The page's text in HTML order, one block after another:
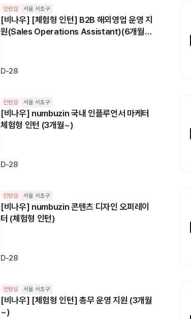
인턴십 서울 서초구
[비나우] [체험형 인턴] B2B 해외영업 운영 지
원(Sales Operations Assistant)(6개월
D-28
인턴십 서울 서초구
[비나우] numbuzin 국내 인플루언서 마케터
체험형 인턴 (3개월~)
D-28
인턴십 서울 서초구
[비나우] numbuzin 콘텐츠 디자인 오퍼레이
터 (체험형 인턴)
D-28
인턴십 서울 서초구
[비나우] [체험형 인턴] 총무 운영 지원 (3개월
~)